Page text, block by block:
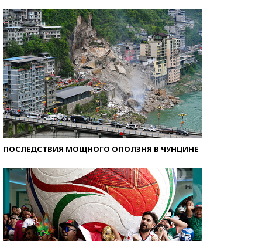
ПОСЛЕДСТВИЯ МОЩНОГО ОПОЛЗНЯ В ЧУНЦИНЕ